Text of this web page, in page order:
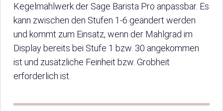
Kegelmahlwerk der Sage Barista Pro anpassbar. Es
kann zwischen den Stufen 1-6 geändert werden
und kommt zum Einsatz, wenn der Mahlgrad im
Display bereits bei Stufe 1 bzw. 30 angekommen
ist und zusätzliche Feinheit bzw. Grobheit
erforderlich ist.